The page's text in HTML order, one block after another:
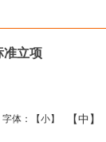
准立项
字体： 【小】 【中】